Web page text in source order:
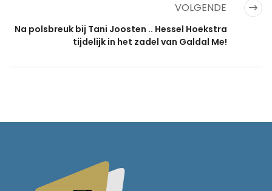
VOLGENDE
Na polsbreuk bij Tani Joosten .. Hessel Hoekstra
tijdelijk in het zadel van Galdal Me!